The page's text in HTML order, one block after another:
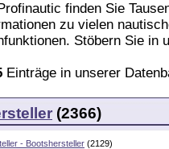
finden Sie
zu vielen
Stöbern Sie in
Einträge in unserer
(2366)
- Bootshersteller (2129)